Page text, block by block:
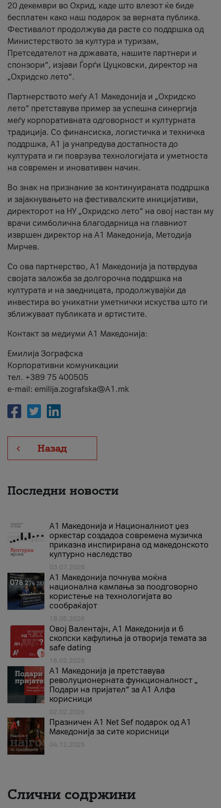
20 декември во Охрид, каде што влезот ќе биде
бесплатен како наш подарок за верната публика.
Фестивалот продолжува да расте со поддршка од
Министерството за култура и туризам,
Претседателот на државата, нашите партнери и
спонзори“, изјави Ѓорѓи Цуцковски, директор на
„Охридско лето“.
Партнерството меѓу A1 Македонија и „Охридско
лето“ претставува пример за успешна синергија
меѓу корпоративната одговорност и културната
традиција. Со финансиска, логистичка и техничка
поддршка, A1 ја унапредува достапноста до
културата и ги поврзува технологијата и уметноста
на современ и иновативен начин.
Во знак на признание за континуираната поддршка
и зајакнувањето на фестивалските иницијативи,
директорот на НУ „Охридско лето“ на овој настан му
врачи симболична благодарница на главниот
извршен директор на A1 Македонија, Методија
Мирчев.
Со ова партнерство, A1 Македонија ја потврдува
својата заложба за долгорочна поддршка на
културата и на заедницата, продолжувајќи да
инвестира во уникатни уметнички искуства што ги
зближуваат публиката и артистите.
Контакт за медиуми А1 Македонија:
Емилија Зографска
Корпоративни комуникации
тел. +389 75 400505
e-mail: emilija.zografska@A1.mk
Назад
Последни новости
А1 Македонија и Националниот џез
оркестар создадоа современа музичка
приказна инспирирана од македонското
културно наследство
03.07.2026
A1 Македонија почнува моќна
национална кампања за поодговорно
користење на технологијата во
сообраќајот
18.05.2026
Овој Валентајн, A1 Македонија и 6
скопски кафулиња ја отворија темата за
safe dating
16.02.2026
А1 Македонија ја претставува
револуционерната функционалност „
Подари на пријател“ за А1 Алфа
корисници
02.02.2026
Празничен A1 Net Sеf подарок од А1
Македонија за сите корисници
04.12.2025
Слични содржини